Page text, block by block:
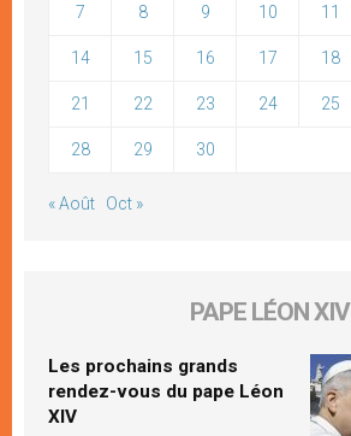
7 8 9 10 11
14 15 16 17 18
21 22 23 24 25
28 29 30
« Août Oct »
PAPE LÉON XIV
Les prochains grands
rendez-vous du pape Léon
XIV